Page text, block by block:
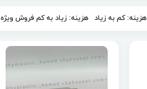
هزینه: کم به زیاد هزینه: زیاد به کم فروش ویژه